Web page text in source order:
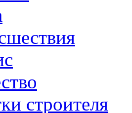
строителя